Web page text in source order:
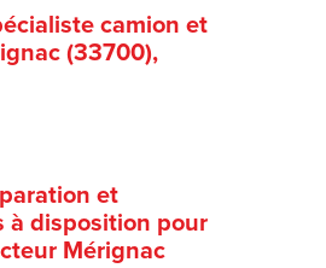
camion et
(33700),
et
disposition pour
Mérignac